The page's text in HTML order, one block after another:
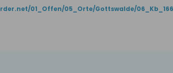
01_Offen/05_Orte/Gottswalde/